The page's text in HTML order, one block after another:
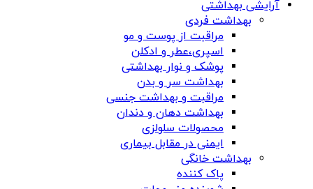
آرایشی بهداشتی
بهداشت فردی
مراقبت از پوست و مو
اسپری،عطر و ادکلن
پوشک و نوار بهداشتی
بهداشت سر و بدن
مراقبت و بهداشت جنسی
بهداشت دهان و دندان
محصولات سلولزی
ایمنی در مقابل بیماری
بهداشت خانگی
پاک کننده